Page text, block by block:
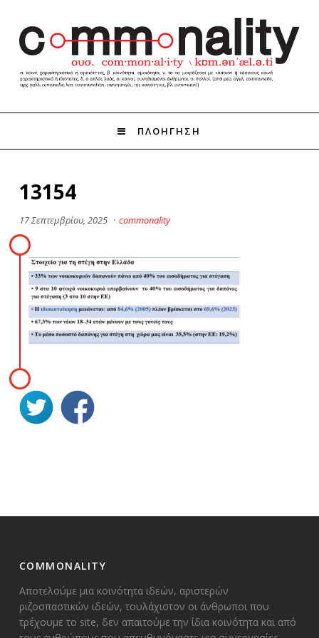
ΠΛΟΗΓΗΣΗ
13154
17 Σεπτεμβρίου, 2025 · commonality
COMMONALITY
Αποτελούμε μια κοινότητα ιδεών, αριστερών
ριζοσπαστικών ιδεών, τουλάχιστον οι άνθρωποι που
τρέχουμε το site, δεν απαιτούμε την ίδια κοινότητα και από